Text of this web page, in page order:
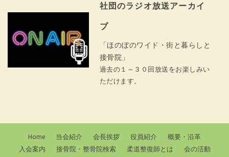
社団のラジオ放送アーカイ
ブ
「ほのぼのワイド・街と暮らしと
接骨院」
過去の１～３０回放送をお楽しみい
ただけます。
Home 当会紹介 会長挨拶 役員紹介
概要・沿革
入会案内
接骨院・整骨院検索 柔道整復師とは 会の活動